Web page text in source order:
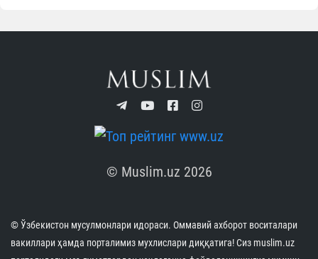
© Muslim.uz 2026
© Ўзбекистон мусулмонлари идораси. Оммавий ахборот воситалари
вакиллари ҳамда порталимиз мухлислари диққатига! Сиз muslim.uz